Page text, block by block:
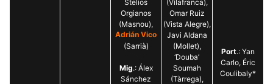
Stelios
Orgianos
(Masnou),
Adrián Vico
(Sarrià)
Mig.: Álex
Sánchez
(Vilafranca),
Omar Ruiz
(Vista Alegre),
Javi Aldana
(Mollet),
‘Douba’
Soumah
(Tàrrega),
Port.: Yan
Carlo, Éric
Coulibaly*